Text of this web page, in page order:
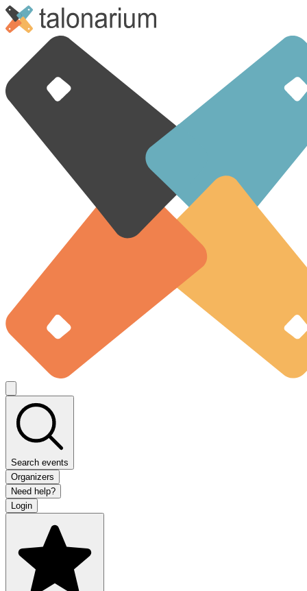
Search events
Organizers
Need help?
Login